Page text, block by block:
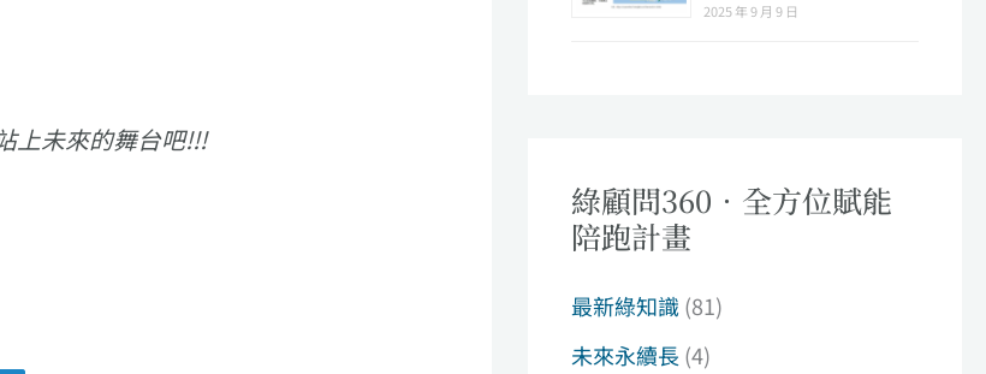
上未來的舞台吧!!!
2025 年 9 月 9 日
綠顧問360．全方位賦能
陪跑計畫
最新綠知識(81)
未來永續長 (4)